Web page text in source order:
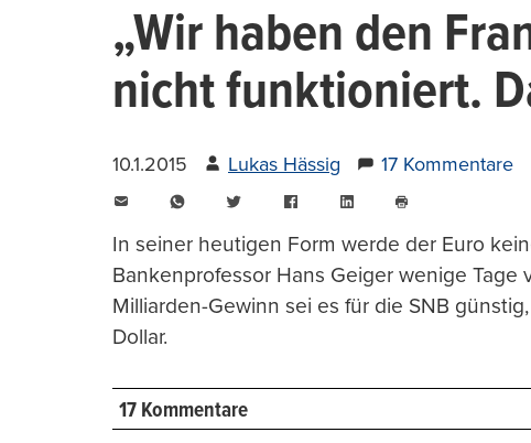
„Wir haben den
nicht funktioniert.
10.1.2015 Lukas Hässig 17 Kommentare
WhatsAppTwitter FacebookLinkedIn
drucken
In seiner heutigen Form werde der Euro
Bankenprofessor Hans Geiger wenige
Milliarden-Gewinn sei es für die SNB
Dollar.
17 Kommentare